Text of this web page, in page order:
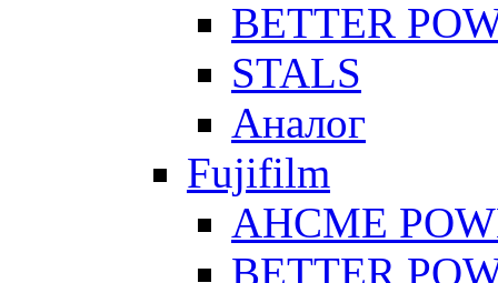
BETTER
STALS
Аналог
Fujifilm
AHCME
BETTER